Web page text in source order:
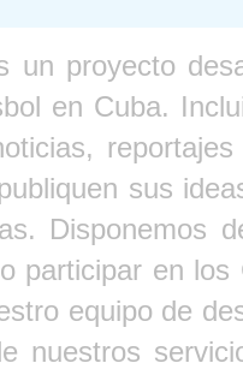
un proyecto
en Cuba.
sus
Disponemos
participar en
equipo de
nuestros